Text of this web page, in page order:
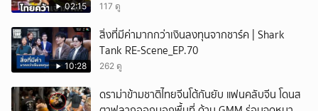
02:15 117 ดู
10:28
สิ่งที่มีค่ามากกว่าเงินลงทุนจากชาร์ค | Shark
Tank RE-Scene_EP.70
262 ดู
ดราม่าข้ามชาติไทยจีนโต้กันยับ แฟนคลับจีน โดนส